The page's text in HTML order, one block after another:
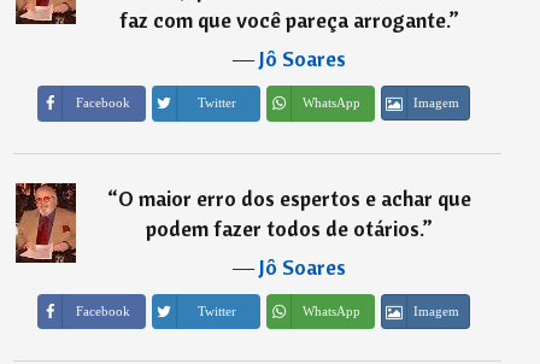
faz com que você pareça arrogante.”
―Jô Soares
Facebook Twitter WhatsApp Imagem
“O maior erro dos espertos e achar que
podem fazer todos de otários.”
―Jô Soares
Facebook Twitter WhatsApp Imagem